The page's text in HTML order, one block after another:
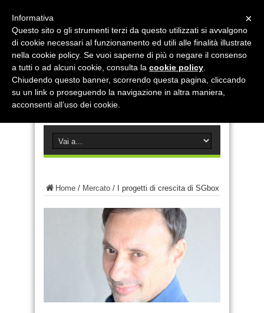
Home / Mercato / I progetti di crescita di SGbox
×
Informativa
Questo sito o gli strumenti terzi da questo utilizzati si avvalgono
di cookie necessari al funzionamento ed utili alle finalità illustrate
nella cookie policy. Se vuoi saperne di più o negare il consenso
a tutti o ad alcuni cookie, consulta la cookie policy
Chiudendo questo banner, scorrendo questa pagina, cliccando
su un link o proseguendo la navigazione in altra maniera,
acconsenti all’uso dei cookie.